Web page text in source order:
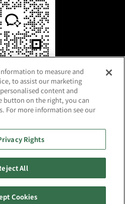
信咨询
RAMXEED LIMITED
to measure and
to assist our marketing
content and
button on the right, you can
For more information see our
Rights
All
Cookies